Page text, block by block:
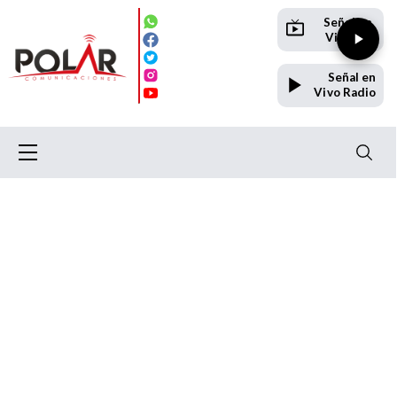
Señal en
Vivo TV
Señal en
Vivo Radio